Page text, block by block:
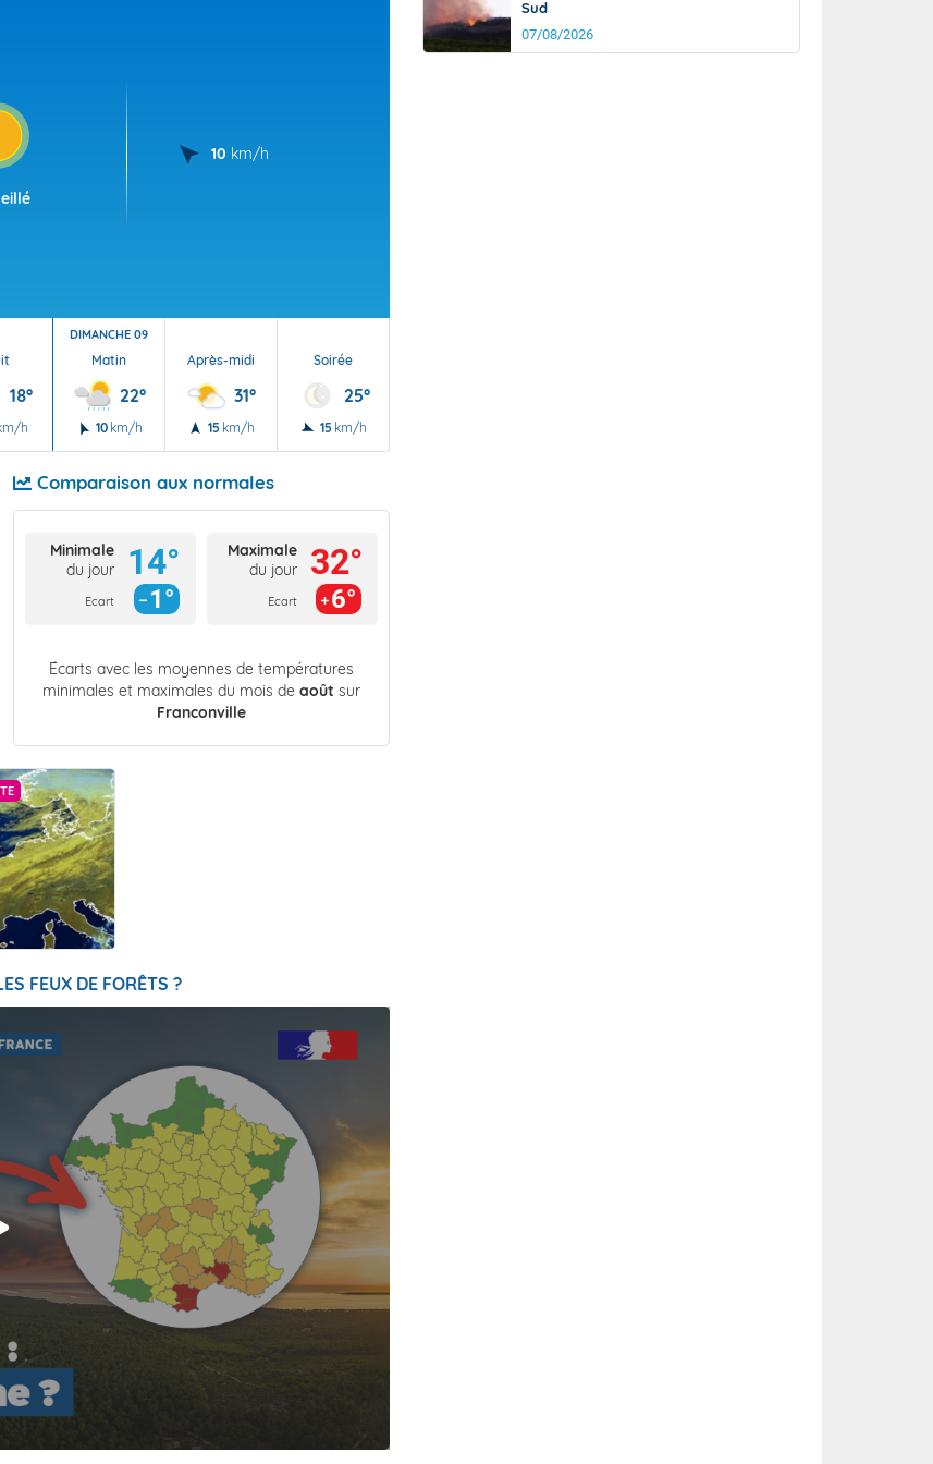
10 km/h
18°
h
DIMANCHE 09
Matin
22°
10 km/h
Après-midi
31°
15 km/h
Soirée
25°
15 km/h
Comparaison aux normales
Minimale
du jour
Ecart
14°
1°
Maximale
du jour
Ecart
32°
6°
Écarts avec les moyennes de températures
minimales et maximales du mois de août sur
Franconville
FEUX DE FORÊTS ?
Sud
07/08/2026